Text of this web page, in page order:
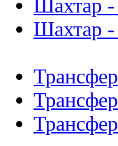
Шахтар -
Шахтар -